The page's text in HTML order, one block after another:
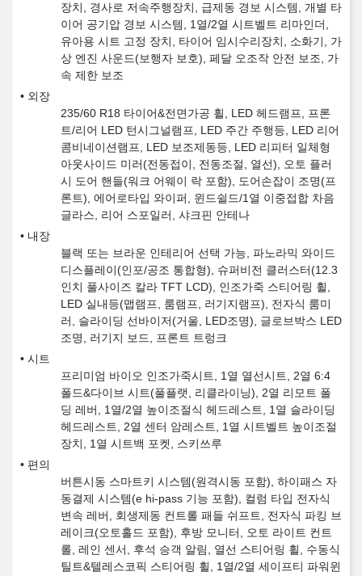
장치, 경사로 저속주행장치, 급제동 경보 시스템, 개별 타
이어 공기압 경보 시스템, 1열/2열 시트벨트 리마인더,
유아용 시트 고정 장치, 타이어 임시수리장치, 소화기, 가
상 엔진 사운드(보행자 보호), 페달 오조작 안전 보조, 가
속 제한 보조
외장
235/60 R18 타이어&전면가공 휠, LED 헤드램프, 프론
트/리어 LED 턴시그널램프, LED 주간 주행등, LED 리어
콤비네이션램프, LED 보조제동등, LED 리피터 일체형
아웃사이드 미러(전동접이, 전동조절, 열선), 오토 플러
시 도어 핸들(워크 어웨이 락 포함), 도어손잡이 조명(프
론트), 에어로타입 와이퍼, 윈드쉴드/1열 이중접합 차음
글라스, 리어 스포일러, 샤크핀 안테나
내장
블랙 또는 브라운 인테리어 선택 가능, 파노라믹 와이드
디스플레이(인포/공조 통합형), 슈퍼비전 클러스터(12.3
인치 풀사이즈 칼라 TFT LCD), 인조가죽 스티어링 휠,
LED 실내등(맵램프, 룸램프, 러기지램프), 전자식 룸미
러, 슬라이딩 선바이저(거울, LED조명), 글로브박스 LED
조명, 러기지 보드, 프론트 트렁크
시트
프리미엄 바이오 인조가죽시트, 1열 열선시트, 2열 6:4
폴드&다이브 시트(풀플랫, 리클라이닝), 2열 리모트 폴
딩 레버, 1열/2열 높이조절식 헤드레스트, 1열 슬라이딩
헤드레스트, 2열 센터 암레스트, 1열 시트벨트 높이조절
장치, 1열 시트백 포켓, 스키쓰루
편의
버튼시동 스마트키 시스템(원격시동 포함), 하이패스 자
동결제 시스템(e hi-pass 기능 포함), 컬럼 타입 전자식
변속 레버, 회생제동 컨트롤 패들 쉬프트, 전자식 파킹 브
레이크(오토홀드 포함), 후방 모니터, 오토 라이트 컨트
롤, 레인 센서, 후석 승객 알림, 열선 스티어링 휠, 수동식
틸트&텔레스코픽 스티어링 휠, 1열/2열 세이프티 파워윈